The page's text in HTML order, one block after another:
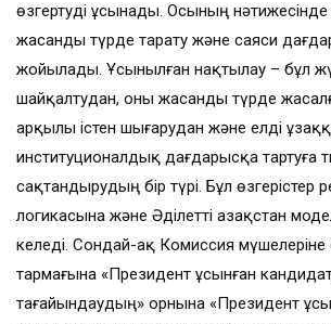
өзгертуді ұсынады. Осының нәтижесінде
жасанды түрде тарату және саяси
жойылады. Ұсынылған нақтылау – бұл
шайқалтудан, оны жасанды түрде
арқылы істен шығарудан және елді
институционалдық дағдарысқа тартуға
сақтандырудың бір түрі. Бұл өзгерістер
логикасына және Әділетті Қазақстан
келеді. Сондай-ақ Комиссия мүшелеріне
тармағына «Президент ұсынған
тағайындаудың» орнына «Президент